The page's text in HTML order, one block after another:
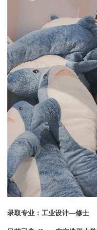
录取专业：工业设计—修士